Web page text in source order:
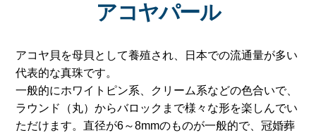
アコヤパール
アコヤ貝を母貝として養殖され、日本での流通量が多い
代表的な真珠です。
一般的にホワイトピン系、クリーム系などの色合いで、
ラウンド（丸）からバロックまで様々な形を楽しんでい
ただけます。直径が6～8mmのものが一般的で、冠婚葬